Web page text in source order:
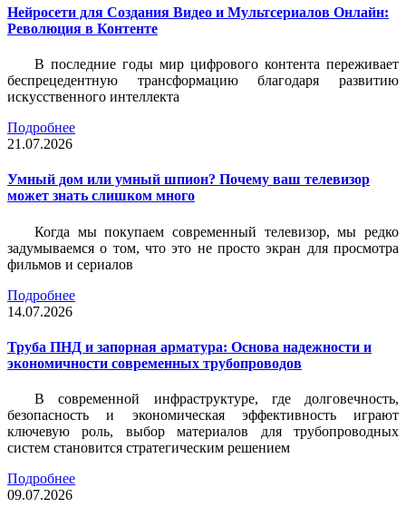
Нейросети для Создания Видео и Мультсериалов Онлайн:
Революция в Контенте
В последние годы мир цифрового контента переживает
беспрецедентную трансформацию благодаря развитию
искусственного интеллекта
Подробнее
21.07.2026
Умный дом или умный шпион? Почему ваш телевизор
может знать слишком много
Когда мы покупаем современный телевизор, мы редко
задумываемся о том, что это не просто экран для просмотра
фильмов и сериалов
Подробнее
14.07.2026
Труба ПНД и запорная арматура: Основа надежности и
экономичности современных трубопроводов
В современной инфраструктуре, где долговечность,
безопасность и экономическая эффективность играют
ключевую роль, выбор материалов для трубопроводных
систем становится стратегическим решением
Подробнее
09.07.2026